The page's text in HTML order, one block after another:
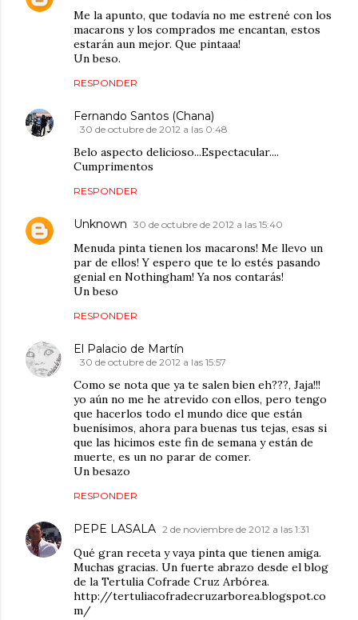
Me la apunto, que todavía no me estrené con los
macarons y los comprados me encantan, estos
estarán aun mejor. Que pintaaa!
Un beso.
RESPONDER
Fernando Santos (Chana)
30 de octubre de 2012 a las 0:48
Belo aspecto delicioso...Espectacular....
Cumprimentos
RESPONDER
Unknown 30 de octubre de 2012 a las 15:40
Menuda pinta tienen los macarons! Me llevo un
par de ellos! Y espero que te lo estés pasando
genial en Nothingham! Ya nos contarás!
Un beso
RESPONDER
El Palacio de Martín
30 de octubre de 2012 a las 15:57
Como se nota que ya te salen bien eh???, Jaja!!!
yo aún no me he atrevido con ellos, pero tengo
que hacerlos todo el mundo dice que están
buenísimos, ahora para buenas tus tejas, esas si
que las hicimos este fin de semana y están de
muerte, es un no parar de comer.
Un besazo
RESPONDER
PEPE LASALA 2 de noviembre de 2012 a las 1:31
Qué gran receta y vaya pinta que tienen amiga.
Muchas gracias. Un fuerte abrazo desde el blog
de la Tertulia Cofrade Cruz Arbórea.
http://tertuliacofradecruzarborea.blogspot.co
m/